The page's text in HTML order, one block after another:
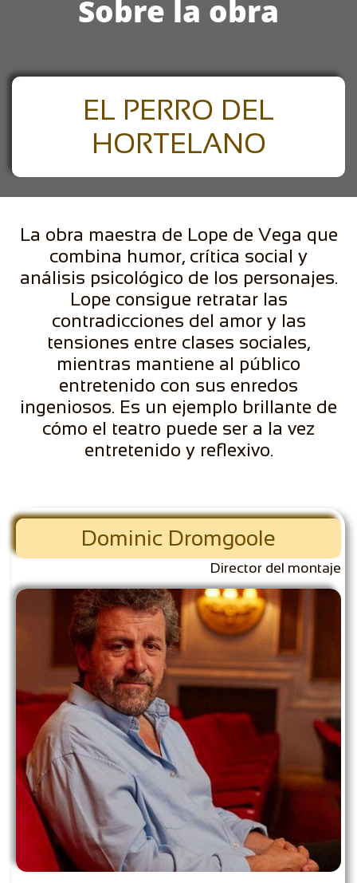
Sobre la obra
EL PERRO DEL
HORTELANO
La obra maestra de Lope de Vega que
combina humor, crítica social y
análisis psicológico de los personajes.
Lope consigue retratar las
contradicciones del amor y las
tensiones entre clases sociales,
mientras mantiene al público
entretenido con sus enredos
ingeniosos. Es un ejemplo brillante de
cómo el teatro puede ser a la vez
entretenido y reflexivo.
Dominic Dromgoole
Director del montaje